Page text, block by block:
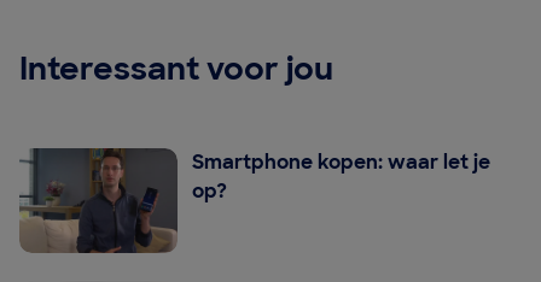
Interessant voor jou
Smartphone kopen: waar let je
op?